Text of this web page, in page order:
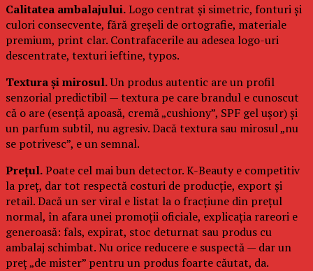
Calitatea ambalajului.Logo centrat și simetric, fonturi și
culori consecvente, fără greșeli de ortografie, materiale
premium, print clar. Contrafacerile au adesea logo-uri
descentrate, texturi ieftine, typos.
Textura și mirosul.Un produs autentic are un profil
senzorial predictibil — textura pe care brandul e cunoscut
că o are (esență apoasă, cremă „cushiony”, SPF gel ușor) și
un parfum subtil, nu agresiv. Dacă textura sau mirosul „nu
se potrivesc”, e un semnal.
Prețul.Poate cel mai bun detector. K-Beauty e competitiv
la preț, dar tot respectă costuri de producție, export și
retail. Dacă un ser viral e listat la o fracțiune din prețul
normal, în afara unei promoții oficiale, explicația rareori e
generoasă: fals, expirat, stoc deturnat sau produs cu
ambalaj schimbat. Nu orice reducere e suspectă — dar un
preț „de mister” pentru un produs foarte căutat, da.